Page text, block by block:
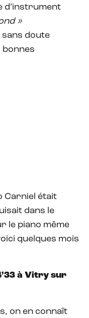
d’instrument
»
sans doute
bonnes
Carniel était
dans le
le piano même
quelques mois
à Vitry sur
on en connaît